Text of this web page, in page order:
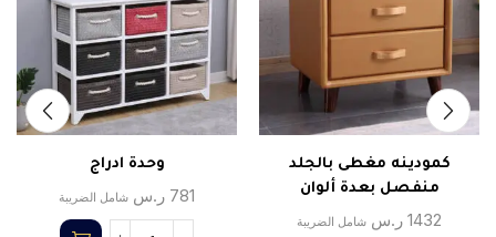
كمودينه مغطى بالجلد
منفصل بعدة ألوان
1432 ر.س شامل الضريبة
وحدة ادراج
781 ر.س شامل الضريبة